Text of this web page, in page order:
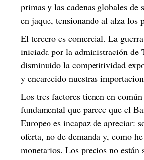
primas y las cadenas globales de
en jaque, tensionando al alza los
El tercero es comercial. La
iniciada por la administración de
disminuido la competitividad
y encarecido nuestras
Los tres factores tienen en
fundamental que parece que el
Europeo es incapaz de apreciar:
oferta, no de demanda y, como
monetarios. Los precios no están